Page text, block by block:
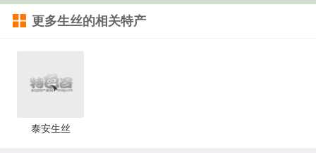
更多生丝的相关特产
泰安生丝